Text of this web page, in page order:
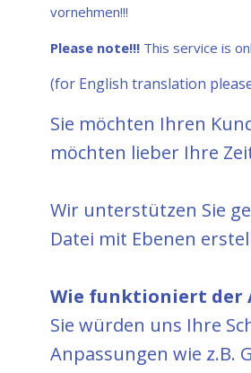
vornehmen!!!
Please note!!! This service is
(for English translation
Sie möchten Ihren
möchten lieber Ihre
Wir unterstützen Sie
Datei mit Ebenen
Wie funktioniert der
Sie würden uns Ihre
Anpassungen wie z.B.